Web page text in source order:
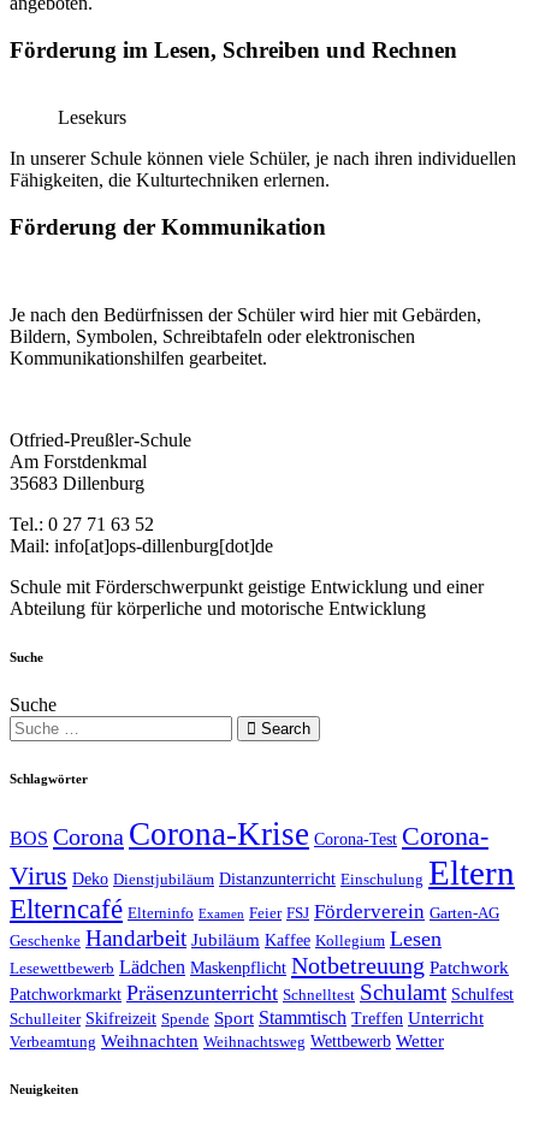
Förderung im Lesen, Schreiben und Rechnen
Lesekurs
In unserer Schule können viele Schüler, je nach ihren individuellen
Fähigkeiten, die Kulturtechniken erlernen.
Förderung der Kommunikation
Je nach den Bedürfnissen der Schüler wird hier mit Gebärden,
Bildern, Symbolen, Schreibtafeln oder elektronischen
Kommunikationshilfen gearbeitet.
Otfried-Preußler-Schule
Am Forstdenkmal
35683 Dillenburg
Tel.: 0 27 71 63 52
Mail: info[at]ops-dillenburg[dot]de
Schule mit Förderschwerpunkt geistige Entwicklung und einer
Abteilung für körperliche und motorische Entwicklung
Suche
Suche
Search
Schlagwörter
BOS Corona Corona-Krise Corona-Test Corona-
Virus Deko Dienstjubiläum Distanzunterricht Einschulung Eltern
Elterncafé Elterninfo Examen Feier FSJ Förderverein Garten-AG
Geschenke Handarbeit Jubiläum Kaffee Kollegium Lesen
Lesewettbewerb Lädchen Maskenpflicht Notbetreuung Patchwork
Patchworkmarkt Präsenzunterricht Schnelltest Schulamt Schulfest
Schulleiter Skifreizeit Spende Sport Stammtisch Treffen Unterricht
Verbeamtung Weihnachten Weihnachtsweg Wettbewerb Wetter
Neuigkeiten